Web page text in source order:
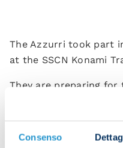
Consenso
The Azzurri took part
at the SSCN Konami
They are preparing
League match of the
CEST.